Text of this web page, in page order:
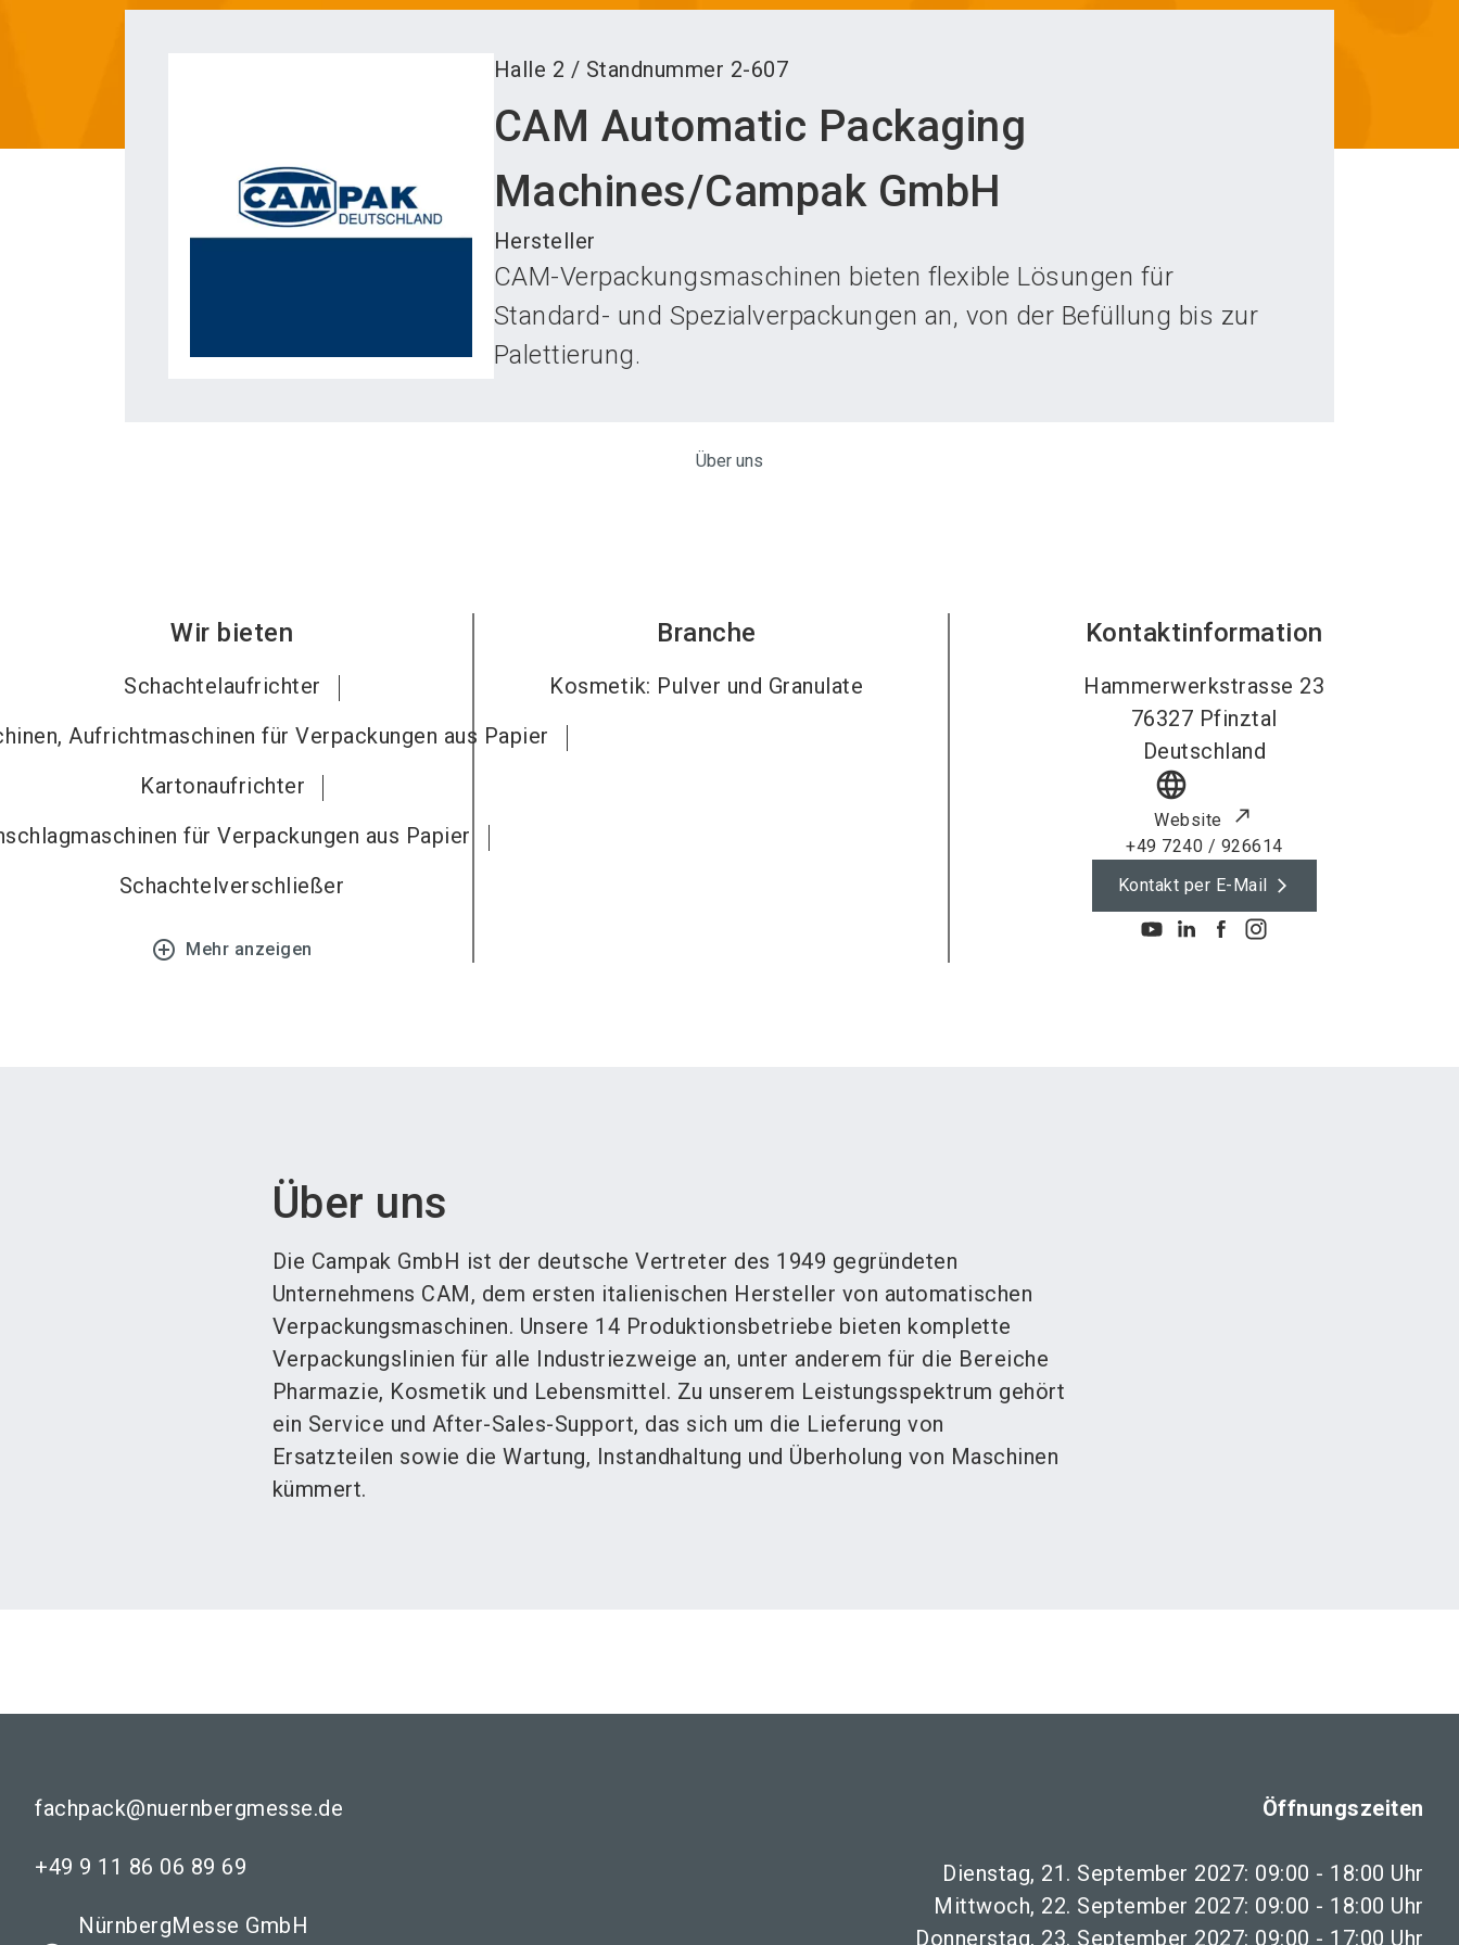
Halle 2 / Standnummer 2-607
CAM Automatic Packaging
Machines/Campak GmbH
Hersteller
CAM-Verpackungsmaschinen bieten flexible Lösungen für
Standard- und Spezialverpackungen an, von der Befüllung bis zur
Palettierung.
Über uns
Wir bieten
Schachtelaufrichter
Aufrichtmaschinen für Verpackungen aus Papier
Kartonaufrichter
für Verpackungen aus Papier
Schachtelverschließer
add_circle_outline Mehr anzeigen
Branche
Kosmetik: Pulver und Granulate
Kontaktinformation
Hammerwerkstrasse 23
76327 Pfinztal
Deutschland
language
Website
+49 7240 / 926614
Kontakt per E-Mail
Über uns
Die Campak GmbH ist der deutsche Vertreter des 1949 gegründeten
Unternehmens CAM, dem ersten italienischen Hersteller von automatischen
Verpackungsmaschinen. Unsere 14 Produktionsbetriebe bieten komplette
Verpackungslinien für alle Industriezweige an, unter anderem für die Bereiche
Pharmazie, Kosmetik und Lebensmittel. Zu unserem Leistungsspektrum gehört
ein Service und After-Sales-Support, das sich um die Lieferung von
Ersatzteilen sowie die Wartung, Instandhaltung und Überholung von Maschinen
kümmert.
fachpack@nuernbergmesse.de
+49 9 11 86 06 89 69
NürnbergMesse GmbH
Öffnungszeiten
Dienstag, 21. September 2027: 09:00 - 18:00 Uhr
Mittwoch, 22. September 2027: 09:00 - 18:00 Uhr
Donnerstag, 23. September 2027: 09:00 - 17:00 Uhr